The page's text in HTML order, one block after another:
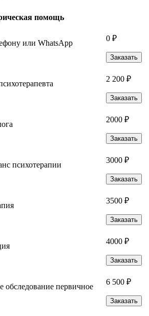
помощь
или WhatsApp
0 ₽
Заказать
2 200 ₽
Заказать
2000 ₽
Заказать
психотерапии
3000 ₽
Заказать
3500 ₽
Заказать
4000 ₽
Заказать
обследование первичное
6 500 ₽
Заказать